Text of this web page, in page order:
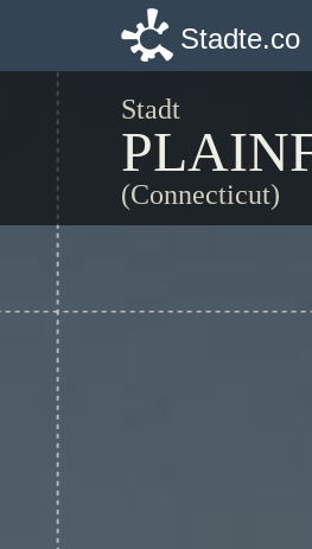
Stadte.co
Stadt
(Connecticut)
Stadte.co